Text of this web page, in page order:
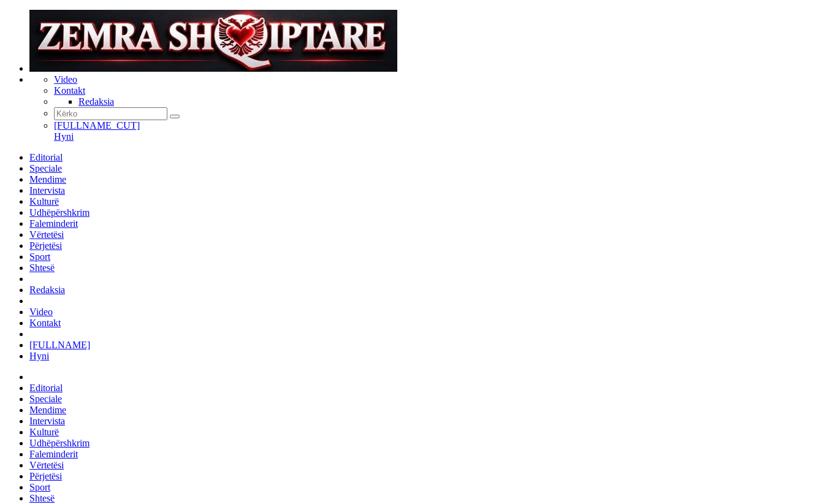
Video
Kontakt
Redaksia
[FULLNAME_CUT]
Hyni
Editorial
Speciale
Mendime
Intervista
Kulturë
Udhëpërshkrim
Faleminderit
Vërtetësi
Përjetësi
Sport
Shtesë
Redaksia
Video
Kontakt
[FULLNAME]
Hyni
Editorial
Speciale
Mendime
Intervista
Kulturë
Udhëpërshkrim
Faleminderit
Vërtetësi
Përjetësi
Sport
Shtesë